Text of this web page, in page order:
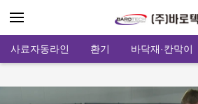
사료자동라인 환기 바닥재·칸막이